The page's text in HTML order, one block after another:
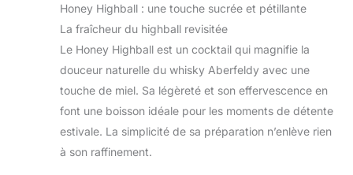
Honey Highball : une touche sucrée et pétillante
La fraîcheur du highball revisitée
Le Honey Highball est un cocktail qui magnifie la
douceur naturelle du whisky Aberfeldy avec une
touche de miel. Sa légèreté et son effervescence en
font une boisson idéale pour les moments de détente
estivale. La simplicité de sa préparation n’enlève rien
à son raffinement.